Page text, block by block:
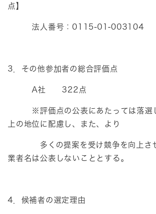
点】
法人番号：0115-01-003104
3．その他参加者の総合評価点
A社 322点
※評価点の公表にあたっては落選し
上の地位に配慮し、また、より
多くの提案を受け競争を向上させ
業者名は公表しないこととする。
4．候補者の選定理由